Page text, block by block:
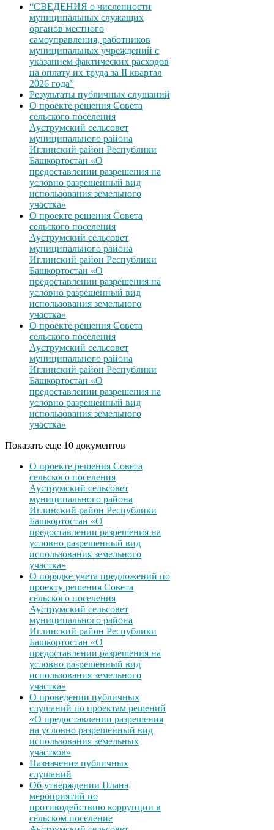
“СВЕДЕНИЯ о численности
муниципальных служащих
органов местного
самоуправления, работников
муниципальных учреждений с
указанием фактических расходов
на оплату их труда за II квартал
2026 года”
Результаты публичных слушаний
О проекте решения Совета
сельского поселения
Ауструмский сельсовет
муниципального района
Иглинский район Республики
Башкортостан «О
предоставлении разрешения на
условно разрешенный вид
использования земельного
участка»
О проекте решения Совета
сельского поселения
Ауструмский сельсовет
муниципального района
Иглинский район Республики
Башкортостан «О
предоставлении разрешения на
условно разрешенный вид
использования земельного
участка»
О проекте решения Совета
сельского поселения
Ауструмский сельсовет
муниципального района
Иглинский район Республики
Башкортостан «О
предоставлении разрешения на
условно разрешенный вид
использования земельного
участка»
Показать еще 10 документов
О проекте решения Совета
сельского поселения
Ауструмский сельсовет
муниципального района
Иглинский район Республики
Башкортостан «О
предоставлении разрешения на
условно разрешенный вид
использования земельного
участка»
О порядке учета предложений по
проекту решения Совета
сельского поселения
Ауструмский сельсовет
муниципального района
Иглинский район Республики
Башкортостан «О
предоставлении разрешения на
условно разрешенный вид
использования земельного
участка»
О проведении публичных
слушаний по проектам решений
«О предоставлении разрешения
на условно разрешенный вид
использования земельных
участков»
Назначение публичных
слушаний
Об утверждении Плана
мероприятий по
противодействию коррупции в
сельском поселение